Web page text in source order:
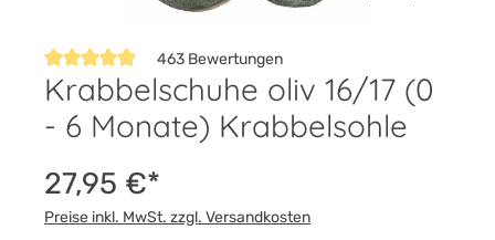
Durchschnittliche Bewertung von 4.9 von 5 Sternen
463 Bewertungen
Krabbelschuhe oliv 16/17 (0
- 6 Monate) Krabbelsohle
27,95 €*
Preise inkl. MwSt. zzgl. Versandkosten